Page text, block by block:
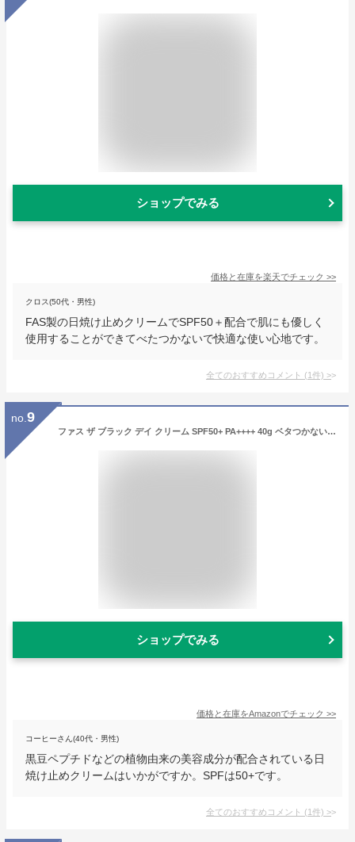
ショップでみる
価格と在庫を楽天でチェック >>
クロス(50代・男性)
FAS製の日焼け止めクリームでSPF50＋配合で肌にも優しく
使用することができてべたつかないで快適な使い心地です。
全てのおすすめコメント (1件) >
no. 9
ファス ザ ブラック デイ クリーム SPF50+ PA++++ 40g ベタつかない 日焼け止め日焼け止めクリームザ ブラック デイ クリーム
ショップでみる
価格と在庫をAmazonでチェック >>
コーヒーさん(40代・男性)
黒豆ペプチドなどの植物由来の美容成分が配合されている日
焼け止めクリームはいかがですか。SPFは50+です。
全てのおすすめコメント (1件) >